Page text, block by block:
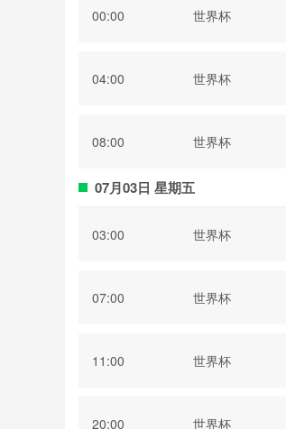
00:00 世界杯
04:00 世界杯
08:00 世界杯
07月03日 星期五
03:00 世界杯
07:00 世界杯
11:00 世界杯
20:00 世界杯